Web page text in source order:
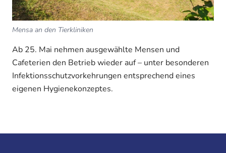
Mensa an den Tierkliniken
Ab 25. Mai nehmen ausgewählte Mensen und
Cafeterien den Betrieb wieder auf – unter besonderen
Infektionsschutzvorkehrungen entsprechend eines
eigenen Hygienekonzeptes.